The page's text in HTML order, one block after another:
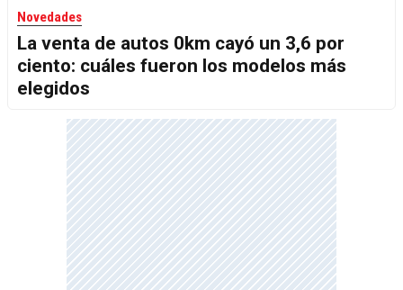
Novedades
La venta de autos 0km cayó un 3,6 por
ciento: cuáles fueron los modelos más
elegidos